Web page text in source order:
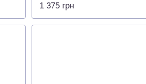
1 375 грн